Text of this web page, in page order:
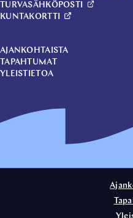
TURVASÄHKÖPOSTI
KUNTAKORTTI
AJANKOHTAISTA
TAPAHTUMAT
YLEISTIETOA